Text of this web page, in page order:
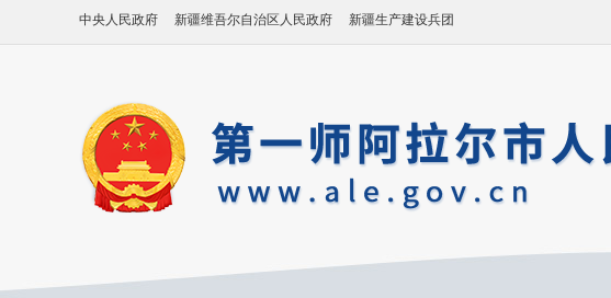
中央人民政府 新疆维吾尔自治区人民政府 新疆生产建设兵团